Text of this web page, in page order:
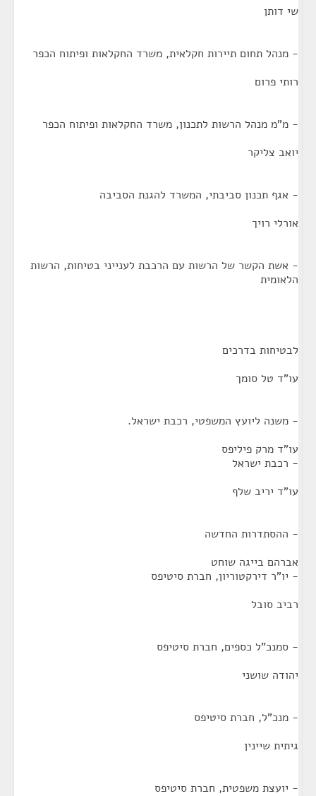
שי דותן
- מנהל תחום תיירות חקלאית, משרד החקלאות ופיתוח הכפר
רותי פרום
- מ"מ מנהל הרשות לתכנון, משרד החקלאות ופיתוח הכפר
יואב צליקר
- אגף תכנון סביבתי, המשרד להגנת הסביבה
אורלי רויך
- אשת הקשר של הרשות עם הרכבת לענייני בטיחות, הרשות
הלאומית
לבטיחות בדרכים
עו"ד טל סומך
- משנה ליועץ המשפטי, רכבת ישראל.
עו"ד מרק פיליפס
- רכבת ישראל
עו"ד יריב שלף
- ההסתדרות החדשה
אברהם בייגה שוחט
- יו"ר דירקטוריון, חברת סיטיפס
רביב סובל
- סמנכ"ל כספים, חברת סיטיפס
יהודה שושני
- מנכ"ל, חברת סיטיפס
גיתית שיינין
- יועצת משפטית, חברת סיטיפס